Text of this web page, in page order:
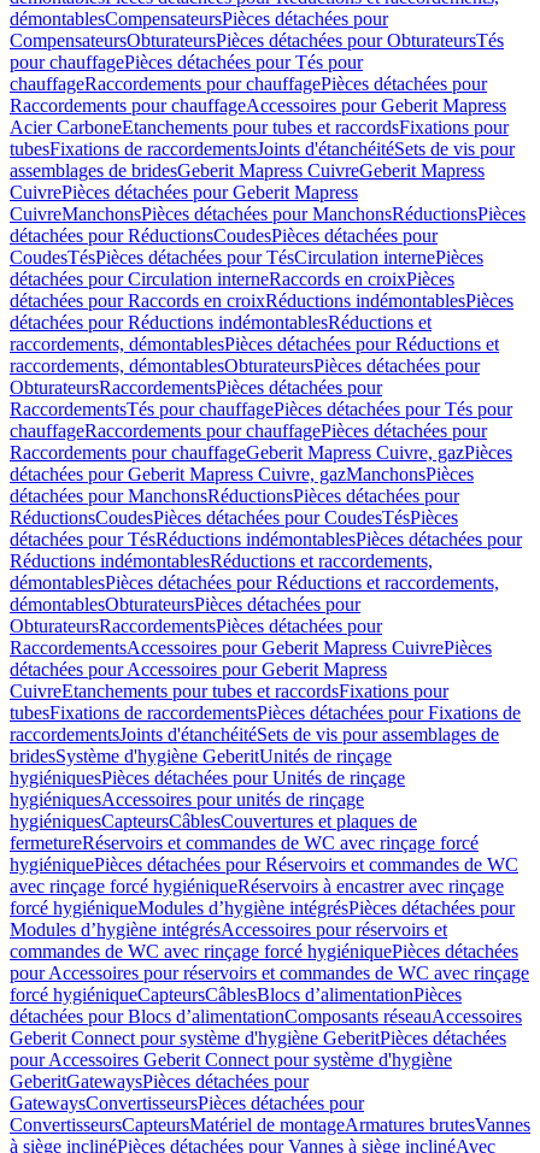
démontablesCompensateursPièces détachées pour
CompensateursObturateursPièces détachées pour ObturateursTés
pour chauffagePièces détachées pour Tés pour
chauffageRaccordements pour chauffagePièces détachées pour
Raccordements pour chauffageAccessoires pour Geberit Mapress
Acier CarboneEtanchements pour tubes et raccordsFixations pour
tubesFixations de raccordementsJoints d'étanchéitéSets de vis pour
assemblages de bridesGeberit Mapress CuivreGeberit Mapress
CuivrePièces détachées pour Geberit Mapress
CuivreManchonsPièces détachées pour ManchonsRéductionsPièces
détachées pour RéductionsCoudesPièces détachées pour
CoudesTésPièces détachées pour TésCirculation internePièces
détachées pour Circulation interneRaccords en croixPièces
détachées pour Raccords en croixRéductions indémontablesPièces
détachées pour Réductions indémontablesRéductions et
raccordements, démontablesPièces détachées pour Réductions et
raccordements, démontablesObturateursPièces détachées pour
ObturateursRaccordementsPièces détachées pour
RaccordementsTés pour chauffagePièces détachées pour Tés pour
chauffageRaccordements pour chauffagePièces détachées pour
Raccordements pour chauffageGeberit Mapress Cuivre, gazPièces
détachées pour Geberit Mapress Cuivre, gazManchonsPièces
détachées pour ManchonsRéductionsPièces détachées pour
RéductionsCoudesPièces détachées pour CoudesTésPièces
détachées pour TésRéductions indémontablesPièces détachées pour
Réductions indémontablesRéductions et raccordements,
démontablesPièces détachées pour Réductions et raccordements,
démontablesObturateursPièces détachées pour
ObturateursRaccordementsPièces détachées pour
RaccordementsAccessoires pour Geberit Mapress CuivrePièces
détachées pour Accessoires pour Geberit Mapress
CuivreEtanchements pour tubes et raccordsFixations pour
tubesFixations de raccordementsPièces détachées pour Fixations de
raccordementsJoints d'étanchéitéSets de vis pour assemblages de
bridesSystème d'hygiène GeberitUnités de rinçage
hygiéniquesPièces détachées pour Unités de rinçage
hygiéniquesAccessoires pour unités de rinçage
hygiéniquesCapteursCâblesCouvertures et plaques de
fermetureRéservoirs et commandes de WC avec rinçage forcé
hygiéniquePièces détachées pour Réservoirs et commandes de WC
avec rinçage forcé hygiéniqueRéservoirs à encastrer avec rinçage
forcé hygiéniqueModules d’hygiène intégrésPièces détachées pour
Modules d’hygiène intégrésAccessoires pour réservoirs et
commandes de WC avec rinçage forcé hygiéniquePièces détachées
pour Accessoires pour réservoirs et commandes de WC avec rinçage
forcé hygiéniqueCapteursCâblesBlocs d’alimentationPièces
détachées pour Blocs d’alimentationComposants réseauAccessoires
Geberit Connect pour système d'hygiène GeberitPièces détachées
pour Accessoires Geberit Connect pour système d'hygiène
GeberitGatewaysPièces détachées pour
GatewaysConvertisseursPièces détachées pour
ConvertisseursCapteursMatériel de montageArmatures brutesVannes
à siège inclinéPièces détachées pour Vannes à siège inclinéAvec